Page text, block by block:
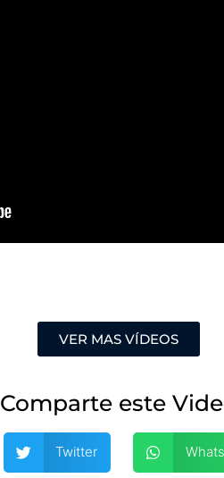
VER MAS VÍDEOS
Comparte este
Twitter